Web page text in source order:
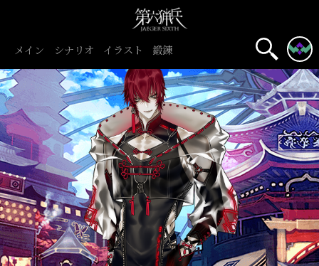
メイン シナリオ イラスト 鍛錬